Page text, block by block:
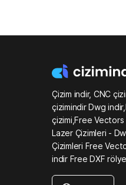
Çizim indir, CNC
çizimindir Dwg
çizimi,Free
Lazer Çizimleri -
Çizimleri Free
indir Free DXF